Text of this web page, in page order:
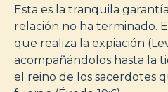
Esta es la tranquila
relación no ha terminado.
que realiza la expiación
acompañándolos hasta la
el reino de los sacerdotes